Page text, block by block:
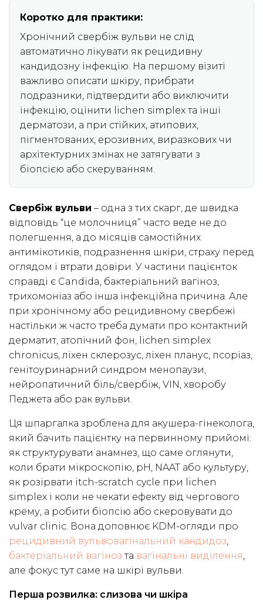
Коротко для практики:
Хронічний свербіж вульви не слід
автоматично лікувати як рецидивну
кандидозну інфекцію. На першому візиті
важливо описати шкіру, прибрати
подразники, підтвердити або виключити
інфекцію, оцінити lichen simplex та інші
дерматози, а при стійких, атипових,
пігментованих, ерозивних, виразкових чи
архітектурних змінах не затягувати з
біопсією або скеруванням.
Свербіж вульви – одна з тих скарг, де швидка
відповідь “це молочниця” часто веде не до
полегшення, а до місяців самостійних
антимікотиків, подразнення шкіри, страху перед
оглядом і втрати довіри. У частини пацієнток
справді є Candida, бактеріальний вагіноз,
трихомоніаз або інша інфекційна причина. Але
при хронічному або рецидивному свербежі
настільки ж часто треба думати про контактний
дерматит, атопічний фон, lichen simplex
chronicus, ліхен склерозус, ліхен планус, псоріаз,
генітоуринарний синдром менопаузи,
нейропатичний біль/свербіж, VIN, хворобу
Педжета або рак вульви.
Ця шпаргалка зроблена для акушера-гінеколога,
який бачить пацієнтку на первинному прийомі:
як структурувати анамнез, що саме оглянути,
коли брати мікроскопію, pH, NAAT або культуру,
як розірвати itch-scratch cycle при lichen
simplex і коли не чекати ефекту від чергового
крему, а робити біопсію або скеровувати до
vulvar clinic. Вона доповнює KDM-огляди про
рецидивний вульвовагінальний кандидоз,
бактеріальний вагіноз та вагінальні виділення,
але фокус тут саме на шкірі вульви.
Перша розвилка: слизова чи шкіра